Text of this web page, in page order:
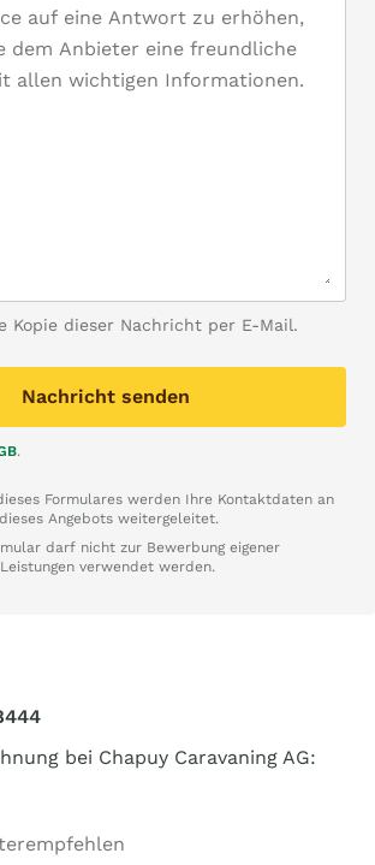
Kopie dieser Nachricht per E-Mail.
Nachricht senden
.
Formulares werden Ihre Kontaktdaten an
Angebots weitergeleitet.
darf nicht zur Bewerbung eigener
verwendet werden.
bei Chapuy Caravaning AG: